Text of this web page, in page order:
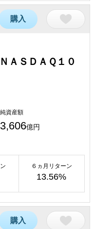
購入
ＡＳＤＡＱ１０
純資産額
3,606億円
６ヵ月リターン
13.56%
購入